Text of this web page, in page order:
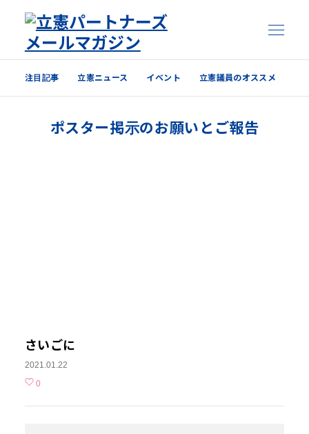
立憲ニュース
注目記事 立憲ニュース イベント 立憲議員のオススメ
ポスター掲示のお願いとご報告
さいごに
2021.01.22
0